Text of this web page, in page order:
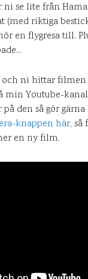
ni se lite från
riktiga
en flygresa till.
och ni hittar
min Youtube-
den så gör
knappen här, så
en ny film.